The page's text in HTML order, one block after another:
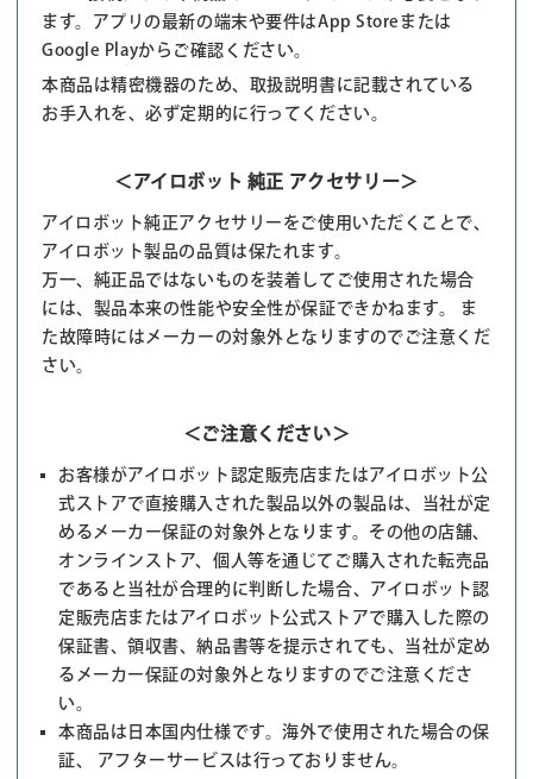
ます。アプリの最新の端末や要件はApp Storeまたは
Google Playからご確認ください。
本商品は精密機器のため、取扱説明書に記載されている
お手入れを、必ず定期的に行ってください。
＜アイロボット 純正 アクセサリー＞
アイロボット純正アクセサリーをご使用いただくことで、
アイロボット製品の品質は保たれます。
万一、純正品ではないものを装着してご使用された場合
には、製品本来の性能や安全性が保証できかねます。 ま
た故障時にはメーカーの対象外となりますのでご注意くだ
さい。
＜ご注意ください＞
お客様がアイロボット認定販売店またはアイロボット公
式ストアで直接購入された製品以外の製品は、当社が定
めるメーカー保証の対象外となります。その他の店舗、
オンラインストア、個人等を通じてご購入された転売品
であると当社が合理的に判断した場合、アイロボット認
定販売店またはアイロボット公式ストアで購入した際の
保証書、領収書、納品書等を提示されても、当社が定め
るメーカー保証の対象外となりますのでご注意くださ
い。
本商品は日本国内仕様です。海外で使用された場合の保
証、 アフターサービスは行っておりません。